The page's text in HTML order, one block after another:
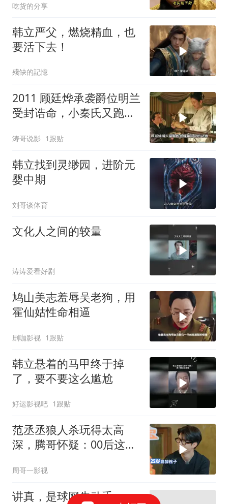
吃货的分享
韩立严父，燃烧精血，也
要活下去！
殘缺的記憶
2011 顾廷烨承袭爵位明兰
受封诰命，小秦氏又跑过
涛哥说影 1跟贴
韩立找到灵缈园，进阶元
婴中期
刘哥谈体育
文化人之间的较量
涛涛爱看好剧
鸠山美志羞辱吴老狗，用
霍仙姑性命相逼
剧咖影视 1跟贴
韩立悬着的马甲终于掉
了，要不要这么尴尬
好运影视吧 1跟贴
范丞丞狼人杀玩得太高
深，腾哥怀疑：00后这么
周哥一影视
讲真，是球网先动手